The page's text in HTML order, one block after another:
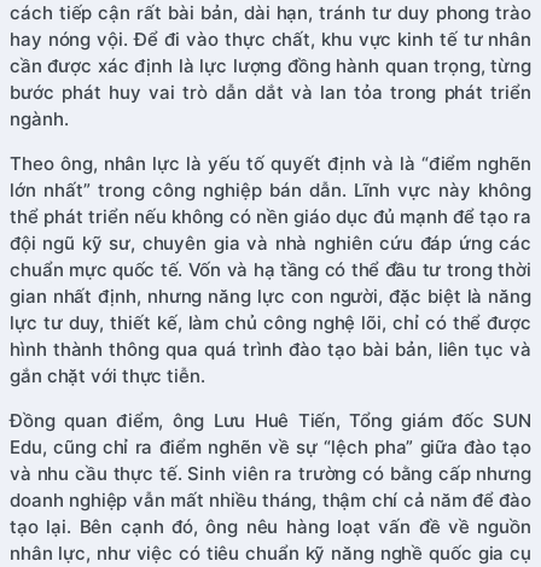
cách tiếp cận rất bài bản, dài hạn, tránh tư duy phong trào
hay nóng vội. Để đi vào thực chất, khu vực kinh tế tư nhân
cần được xác định là lực lượng đồng hành quan trọng, từng
bước phát huy vai trò dẫn dắt và lan tỏa trong phát triển
ngành.
Theo ông, nhân lực là yếu tố quyết định và là “điểm nghẽn
lớn nhất” trong công nghiệp bán dẫn. Lĩnh vực này không
thể phát triển nếu không có nền giáo dục đủ mạnh để tạo ra
đội ngũ kỹ sư, chuyên gia và nhà nghiên cứu đáp ứng các
chuẩn mực quốc tế. Vốn và hạ tầng có thể đầu tư trong thời
gian nhất định, nhưng năng lực con người, đặc biệt là năng
lực tư duy, thiết kế, làm chủ công nghệ lõi, chỉ có thể được
hình thành thông qua quá trình đào tạo bài bản, liên tục và
gắn chặt với thực tiễn.
Đồng quan điểm, ông Lưu Huê Tiến, Tổng giám đốc SUN
Edu, cũng chỉ ra điểm nghẽn về sự “lệch pha” giữa đào tạo
và nhu cầu thực tế. Sinh viên ra trường có bằng cấp nhưng
doanh nghiệp vẫn mất nhiều tháng, thậm chí cả năm để đào
tạo lại. Bên cạnh đó, ông nêu hàng loạt vấn đề về nguồn
nhân lực, như việc có tiêu chuẩn kỹ năng nghề quốc gia cụ